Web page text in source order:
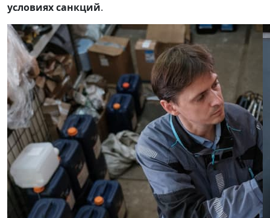
условиях санкций.